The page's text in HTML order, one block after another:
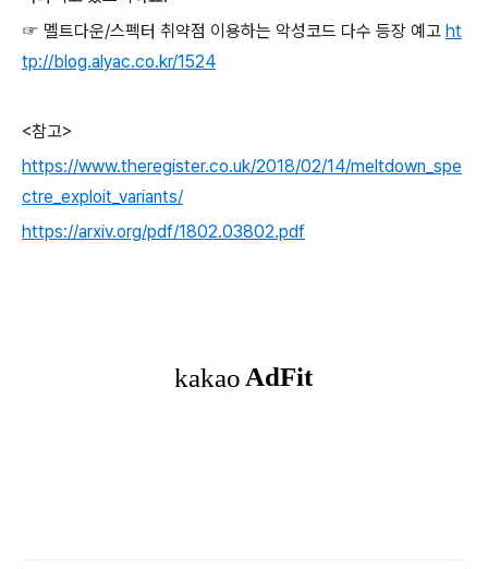
☞ 멜트다운/스펙터 취약점 이용하는 악성코드 다수 등장 예고 ht
tp://blog.alyac.co.kr/1524
<참고>
https://www.theregister.co.uk/2018/02/14/meltdown_spe
ctre_exploit_variants/
https://arxiv.org/pdf/1802.03802.pdf